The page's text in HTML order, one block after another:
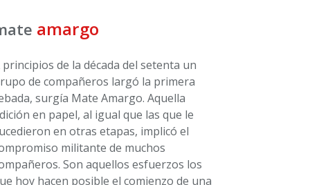
amargo
principios de la década del setenta un
de compañeros largó la primera
surgía Mate Amargo. Aquella
en papel, al igual que las que le
en otras etapas, implicó el
militante de muchos
Son aquellos esfuerzos los
hoy hacen posible el comienzo de una